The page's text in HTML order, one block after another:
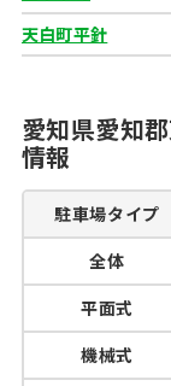
天白町平針
愛知県愛知
情報
駐車場タイプ
全体
平面式
機械式